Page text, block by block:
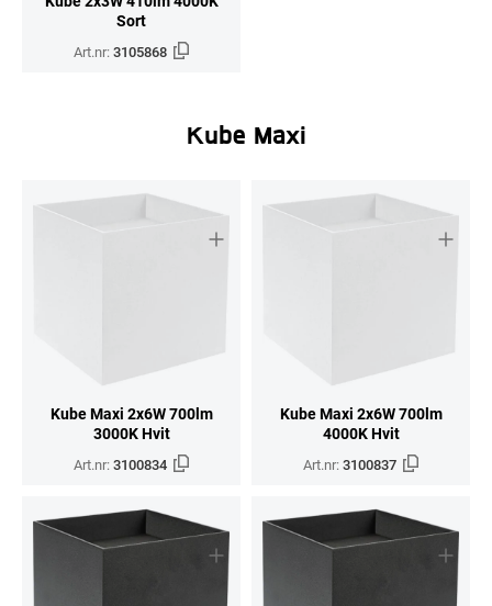
Sort
Art.nr:3105868
Kube Maxi
Kube Maxi 2x6W 700lm
3000K Hvit
Art.nr:3100834
Kube Maxi 2x6W 700lm
4000K Hvit
Art.nr:3100837